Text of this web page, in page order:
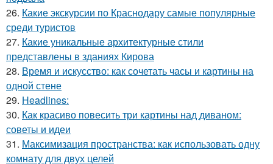
26. Какие экскурсии по Краснодару самые популярные
среди туристов
27. Какие уникальные архитектурные стили
представлены в зданиях Кирова
28. Время и искусство: как сочетать часы и картины на
одной стене
29. Headlines:
30. Как красиво повесить три картины над диваном:
советы и идеи
31. Максимизация пространства: как использовать одну
комнату для двух целей